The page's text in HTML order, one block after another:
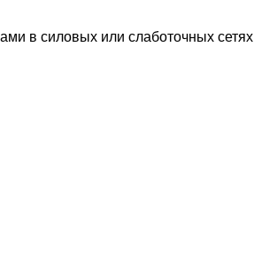
в силовых или слаботочных сетях